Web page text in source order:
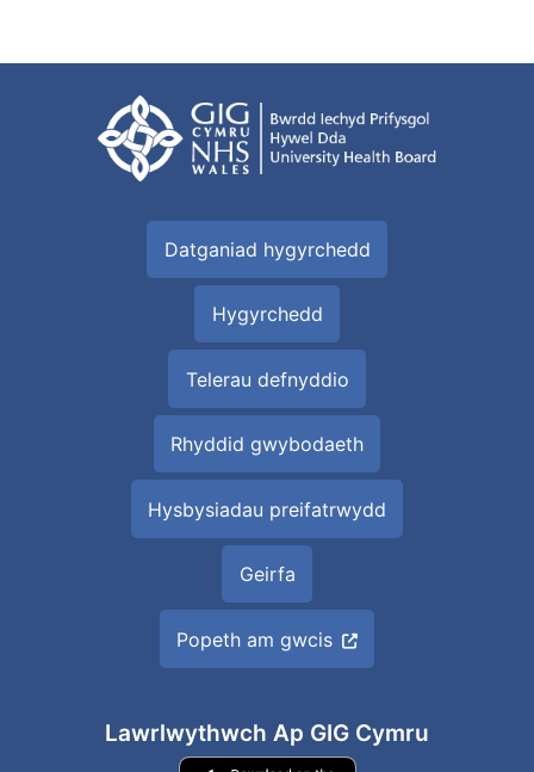
Datganiad hygyrchedd
Hygyrchedd
Telerau defnyddio
Rhyddid gwybodaeth
Hysbysiadau preifatrwydd
Geirfa
Popeth am gwcis
Lawrlwythwch Ap GIG Cymru